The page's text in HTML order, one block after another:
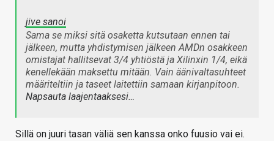
jive sanoi
Sama se miksi sitä osaketta kutsutaan ennen tai
jälkeen, mutta yhdistymisen jälkeen AMDn osakkeen
omistajat hallitsevat 3/4 yhtiöstä ja Xilinxin 1/4, eikä
kenellekään maksettu mitään. Vain äänivaltasuhteet
määriteltiin ja taseet laitettiin samaan kirjanpitoon.
Napsauta laajentaaksesi…
Sillä on juuri tasan väliä sen kanssa onko fuusio vai ei.